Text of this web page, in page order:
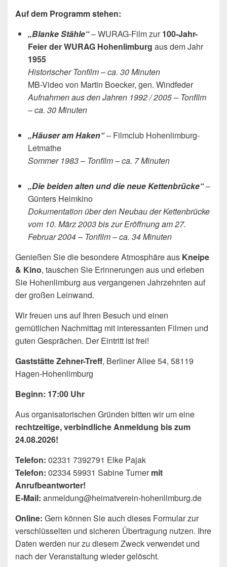
Auf dem Programm stehen:
„Blanke Stähle“– WURAG-Film zur100-Jahr-
Feier der WURAG Hohenlimburg aus dem Jahr
1955
Historischer Tonfilm – ca. 30 Minuten
MB-Video von Martin Boecker, gen. Windfeder
Aufnahmen aus den Jahren 1992 / 2005 – Tonfilm
– ca. 30 Minuten
„Häuser am Haken“– Filmclub Hohenlimburg-
Letmathe
Sommer 1983 – Tonfilm – ca. 7 Minuten
„Die beiden alten und die neue Kettenbrücke“–
Günters Heimkino
Dokumentation über den Neubau der Kettenbrücke
vom 10. März 2003 bis zur Eröffnung am 27.
Februar 2004 – Tonfilm – ca. 34 Minuten
Genießen Sie die besondere Atmosphäre aus Kneipe
& Kino, tauschen Sie Erinnerungen aus und erleben
Sie Hohenlimburg aus vergangenen Jahrzehnten auf
der großen Leinwand.
Wir freuen uns auf Ihren Besuch und einen
gemütlichen Nachmittag mit interessanten Filmen und
guten Gesprächen. Der Eintritt ist frei!
Gaststätte Zehner-Treff, Berliner Allee 54, 58119
Hagen-Hohenlimburg
Beginn: 17:00 Uhr
Aus organisatorischen Gründen bitten wir um eine
rechtzeitige, verbindliche Anmeldung bis zum
24.08.2026!
Telefon: 02331 7392791 Elke Pajak
Telefon: 02334 59931 Sabine Turnermit
Anrufbeantworter!
E-Mail: anmeldung@heimatverein-hohenlimburg.de
Online: Gern können Sie auch dieses Formular zur
verschlüsselten und sicheren Übertragung nutzen. Ihre
Daten werden nur zu diesem Zweck verwendet und
nach der Veranstaltung wieder gelöscht.